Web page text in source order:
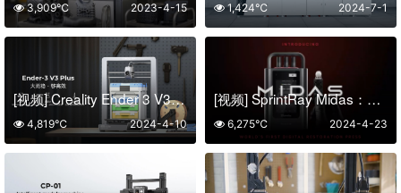
2023-4-15
3,909℃ 2024-7-1
1,424℃
[视频] Creality Ender 3 V3 Plus CoreXZ 3D打印机：大而稳够高效
2024-4-10
4,819℃
[视频] SprintRay Midas：数字印刷立体光刻 (DPS) 牙科3D制造的巨大飞跃
2024-4-23
6,275℃